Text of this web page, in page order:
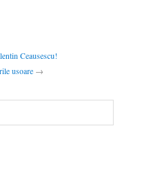
Ceausescu!
usoare →